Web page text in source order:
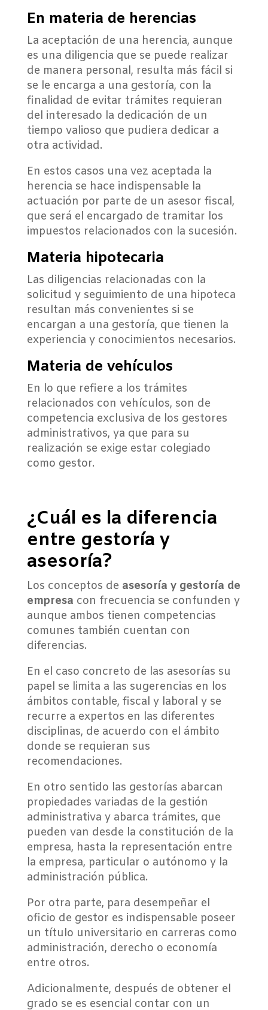
En materia de herencias
La aceptación de una herencia, aunque
es una diligencia que se puede realizar
de manera personal, resulta más fácil si
se le encarga a una gestoría, con la
finalidad de evitar trámites requieran
del interesado la dedicación de un
tiempo valioso que pudiera dedicar a
otra actividad.
En estos casos una vez aceptada la
herencia se hace indispensable la
actuación por parte de un asesor fiscal,
que será el encargado de tramitar los
impuestos relacionados con la sucesión.
Materia hipotecaria
Las diligencias relacionadas con la
solicitud y seguimiento de una hipoteca
resultan más convenientes si se
encargan a una gestoría, que tienen la
experiencia y conocimientos necesarios.
Materia de vehículos
En lo que refiere a los trámites
relacionados con vehículos, son de
competencia exclusiva de los gestores
administrativos, ya que para su
realización se exige estar colegiado
como gestor.
¿Cuál es la diferencia
entre gestoría y
asesoría?
Los conceptos de asesoría y gestoría de
empresa con frecuencia se confunden y
aunque ambos tienen competencias
comunes también cuentan con
diferencias.
En el caso concreto de las asesorías su
papel se limita a las sugerencias en los
ámbitos contable, fiscal y laboral y se
recurre a expertos en las diferentes
disciplinas, de acuerdo con el ámbito
donde se requieran sus
recomendaciones.
En otro sentido las gestorías abarcan
propiedades variadas de la gestión
administrativa y abarca trámites, que
pueden van desde la constitución de la
empresa, hasta la representación entre
la empresa, particular o autónomo y la
administración pública.
Por otra parte, para desempeñar el
oficio de gestor es indispensable poseer
un título universitario en carreras como
administración, derecho o economía
entre otros.
Adicionalmente, después de obtener el
grado se es esencial contar con un